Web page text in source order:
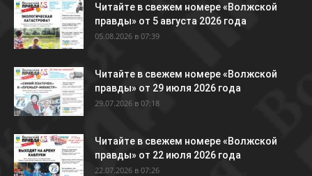
Читайте в свежем номере «Волжской
правды» от 5 августа 2026 года
05.08.2026 в 07:39
Читайте в свежем номере «Волжской
правды» от 29 июля 2026 года
29.07.2026 в 07:18
Читайте в свежем номере «Волжской
правды» от 22 июля 2026 года
22.07.2026 в 07:26